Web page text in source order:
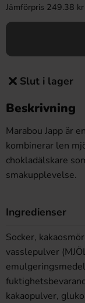
Jämförpris 249.38
Slut i lager
Beskrivning
Marabou Japp är
kombinerar len
chokladälskare
smakupplevelse.
Ingredienser
Socker,
vasslepulver
kakaopulver,